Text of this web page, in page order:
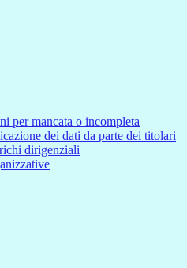
per mancata o incompleta
dei dati da parte dei titolari
dirigenziali